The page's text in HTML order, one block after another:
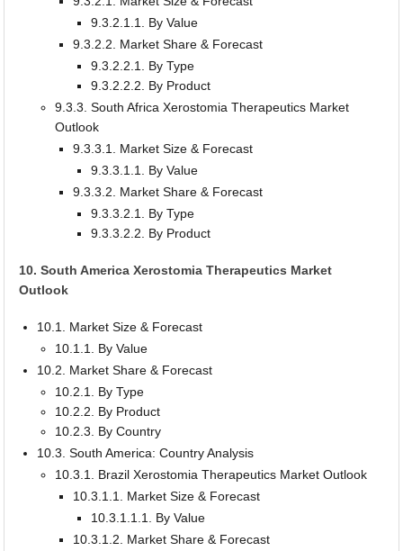
9.3.2.1.1. By Value
9.3.2.2. Market Share & Forecast
9.3.2.2.1. By Type
9.3.2.2.2. By Product
9.3.3. South Africa Xerostomia Therapeutics Market
Outlook
9.3.3.1. Market Size & Forecast
9.3.3.1.1. By Value
9.3.3.2. Market Share & Forecast
9.3.3.2.1. By Type
9.3.3.2.2. By Product
10. South America Xerostomia Therapeutics Market
Outlook
10.1. Market Size & Forecast
10.1.1. By Value
10.2. Market Share & Forecast
10.2.1. By Type
10.2.2. By Product
10.2.3. By Country
10.3. South America: Country Analysis
10.3.1. Brazil Xerostomia Therapeutics Market Outlook
10.3.1.1. Market Size & Forecast
10.3.1.1.1. By Value
10.3.1.2. Market Share & Forecast